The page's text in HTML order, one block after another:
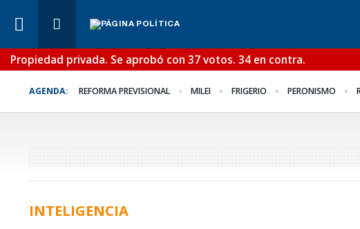
Propiedad privada. Se aprobó con 37 votos. 34 en contra.
AGENDA: REFORMA PREVISIONAL MILEI FRIGERIO PERONISMO
Poder Judicial?
al
INTELIGENCIA